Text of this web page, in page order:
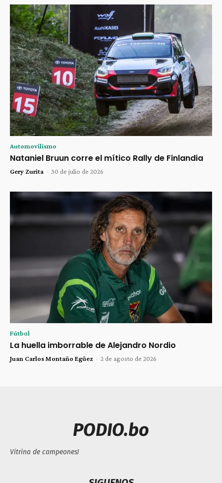
Automovilismo
Nataniel Bruun corre el mítico Rally de Finlandia
Gery Zurita - 30 de julio de 2026
Fútbol
La huella imborrable de Alejandro Nordio
Juan Carlos Montaño Egüez - 2 de agosto de 2026
PODIO.bo
Vitrina de campeones!